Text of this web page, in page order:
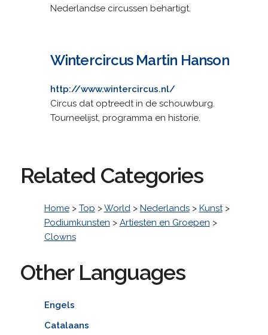
Nederlandse circussen behartigt.
Wintercircus Martin Hanson
http://www.wintercircus.nl/
Circus dat optreedt in de schouwburg.
Tourneelijst, programma en historie.
Related Categories
Home> Top >World> Nederlands> Kunst>
Podiumkunsten > Artiesten en Groepen >
Clowns
Other Languages
Engels
Catalaans